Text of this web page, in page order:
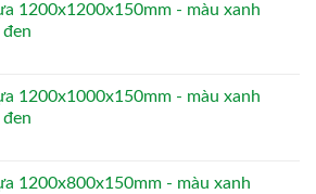
1200x1200x150mm - màu xanh
1200x1000x150mm - màu xanh
1200x800x150mm - màu xanh